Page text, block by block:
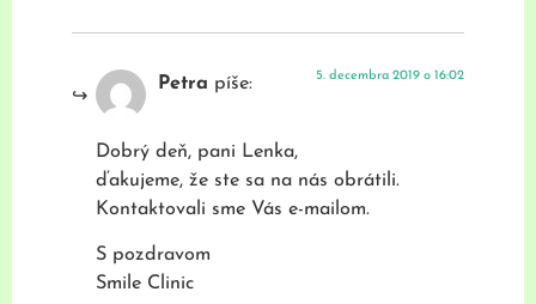
Petra píše: 5. decembra 2019 o 16:02
Dobrý deň, pani Lenka,
ďakujeme, že ste sa na nás obrátili.
Kontaktovali sme Vás e-mailom.
S pozdravom
Smile Clinic